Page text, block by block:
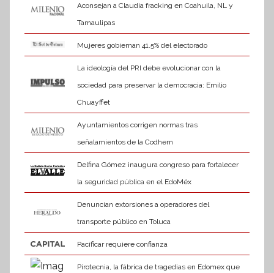
Aconsejan a Claudia fracking en Coahuila, NL y
Tamaulipas
Mujeres gobiernan 41.5% del electorado
La ideología del PRI debe evolucionar con la
sociedad para preservar la democracia: Emilio
Chuayffet
Ayuntamientos corrigen normas tras
señalamientos de la Codhem
Delfina Gómez inaugura congreso para fortalecer
la seguridad pública en el EdoMéx
Denuncian extorsiones a operadores del
transporte público en Toluca
Pacificar requiere confianza
Pirotecnia, la fábrica de tragedias en Edomex que